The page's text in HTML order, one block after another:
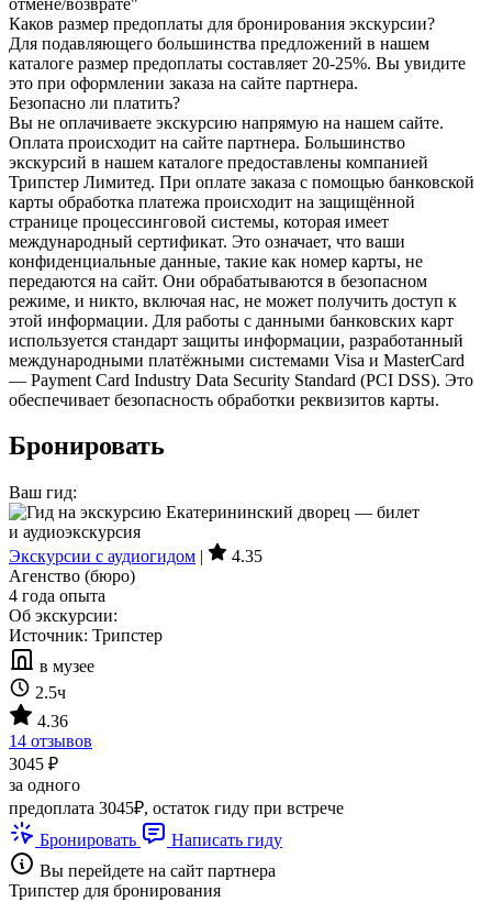
Каков размер предоплаты для бронирования экскурсии?
Для подавляющего большинства предложений в нашем
каталоге размер предоплаты составляет 20-25%. Вы увидите
это при оформлении заказа на сайте партнера.
Безопасно ли платить?
Вы не оплачиваете экскурсию напрямую на нашем сайте.
Оплата происходит на сайте партнера. Большинство
экскурсий в нашем каталоге предоставлены компанией
Трипстер Лимитед. При оплате заказа с помощью банковской
карты обработка платежа происходит на защищённой
странице процессинговой системы, которая имеет
международный сертификат. Это означает, что ваши
конфиденциальные данные, такие как номер карты, не
передаются на сайт. Они обрабатываются в безопасном
режиме, и никто, включая нас, не может получить доступ к
этой информации. Для работы с данными банковских карт
используется стандарт защиты информации, разработанный
международными платёжными системами Visa и MasterCard
— Payment Card Industry Data Security Standard (PCI DSS). Это
обеспечивает безопасность обработки реквизитов карты.
Бронировать
Ваш гид:
Экскурсии с аудиогидом |
4.35
Агенство (бюро)
4 года опыта
Об экскурсии:
Источник: Трипстер
в музее
2.5ч
4.36
14 отзывов
3045 ₽
за одного
предоплата 3045₽, остаток гиду при встрече
Бронировать
Написать гиду
Вы перейдете на сайт партнера
Трипстер для бронирования